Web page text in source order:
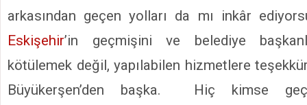
arkasından geçen yolları da mı inkâr
Eskişehir’in geçmişini ve belediye
kötülemek değil, yapılabilen hizmetlere
Büyükerşen’den başka. Hiç kimse